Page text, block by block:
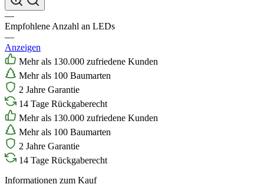
—
Empfohlene Anzahl an LEDs
—
Anzeigen
Mehr als 130.000 zufriedene Kunden
Mehr als 100 Baumarten
2 Jahre Garantie
14 Tage Rückgaberecht
Mehr als 130.000 zufriedene Kunden
Mehr als 100 Baumarten
2 Jahre Garantie
14 Tage Rückgaberecht
Informationen zum Kauf